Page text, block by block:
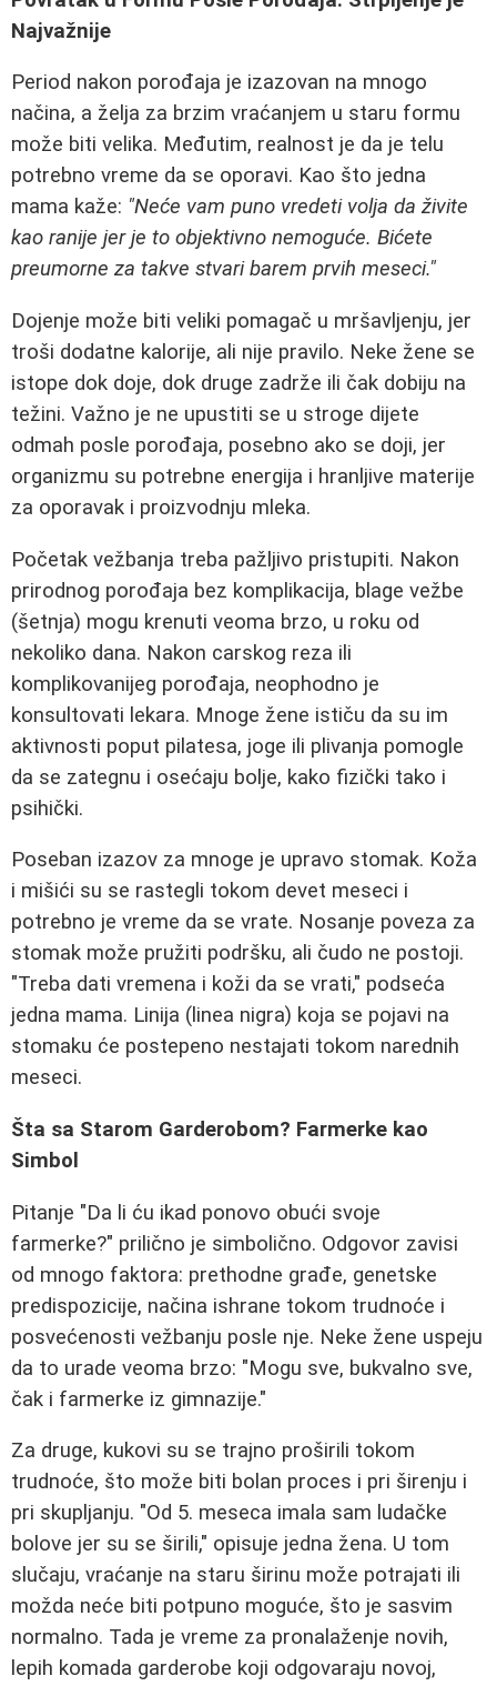
Najvažnije
Period nakon porođaja je izazovan na mnogo
načina, a želja za brzim vraćanjem u staru formu
može biti velika. Međutim, realnost je da je telu
potrebno vreme da se oporavi. Kao što jedna
mama kaže: "Neće vam puno vredeti volja da živite
kao ranije jer je to objektivno nemoguće. Bićete
preumorne za takve stvari barem prvih meseci."
Dojenje može biti veliki pomagač u mršavljenju, jer
troši dodatne kalorije, ali nije pravilo. Neke žene se
istope dok doje, dok druge zadrže ili čak dobiju na
težini. Važno je ne upustiti se u stroge dijete
odmah posle porođaja, posebno ako se doji, jer
organizmu su potrebne energija i hranljive materije
za oporavak i proizvodnju mleka.
Početak vežbanja treba pažljivo pristupiti. Nakon
prirodnog porođaja bez komplikacija, blage vežbe
(šetnja) mogu krenuti veoma brzo, u roku od
nekoliko dana. Nakon carskog reza ili
komplikovanijeg porođaja, neophodno je
konsultovati lekara. Mnoge žene ističu da su im
aktivnosti poput pilatesa, joge ili plivanja pomogle
da se zategnu i osećaju bolje, kako fizički tako i
psihički.
Poseban izazov za mnoge je upravo stomak. Koža
i mišići su se rastegli tokom devet meseci i
potrebno je vreme da se vrate. Nosanje poveza za
stomak može pružiti podršku, ali čudo ne postoji.
"Treba dati vremena i koži da se vrati," podseća
jedna mama. Linija (linea nigra) koja se pojavi na
stomaku će postepeno nestajati tokom narednih
meseci.
Šta sa Starom Garderobom? Farmerke kao
Simbol
Pitanje "Da li ću ikad ponovo obući svoje
farmerke?" prilično je simbolično. Odgovor zavisi
od mnogo faktora: prethodne građe, genetske
predispozicije, načina ishrane tokom trudnoće i
posvećenosti vežbanju posle nje. Neke žene uspeju
da to urade veoma brzo: "Mogu sve, bukvalno sve,
čak i farmerke iz gimnazije."
Za druge, kukovi su se trajno proširili tokom
trudnoće, što može biti bolan proces i pri širenju i
pri skupljanju. "Od 5. meseca imala sam ludačke
bolove jer su se širili," opisuje jedna žena. U tom
slučaju, vraćanje na staru širinu može potrajati ili
možda neće biti potpuno moguće, što je sasvim
normalno. Tada je vreme za pronalaženje novih,
lepih komada garderobe koji odgovaraju novoj,